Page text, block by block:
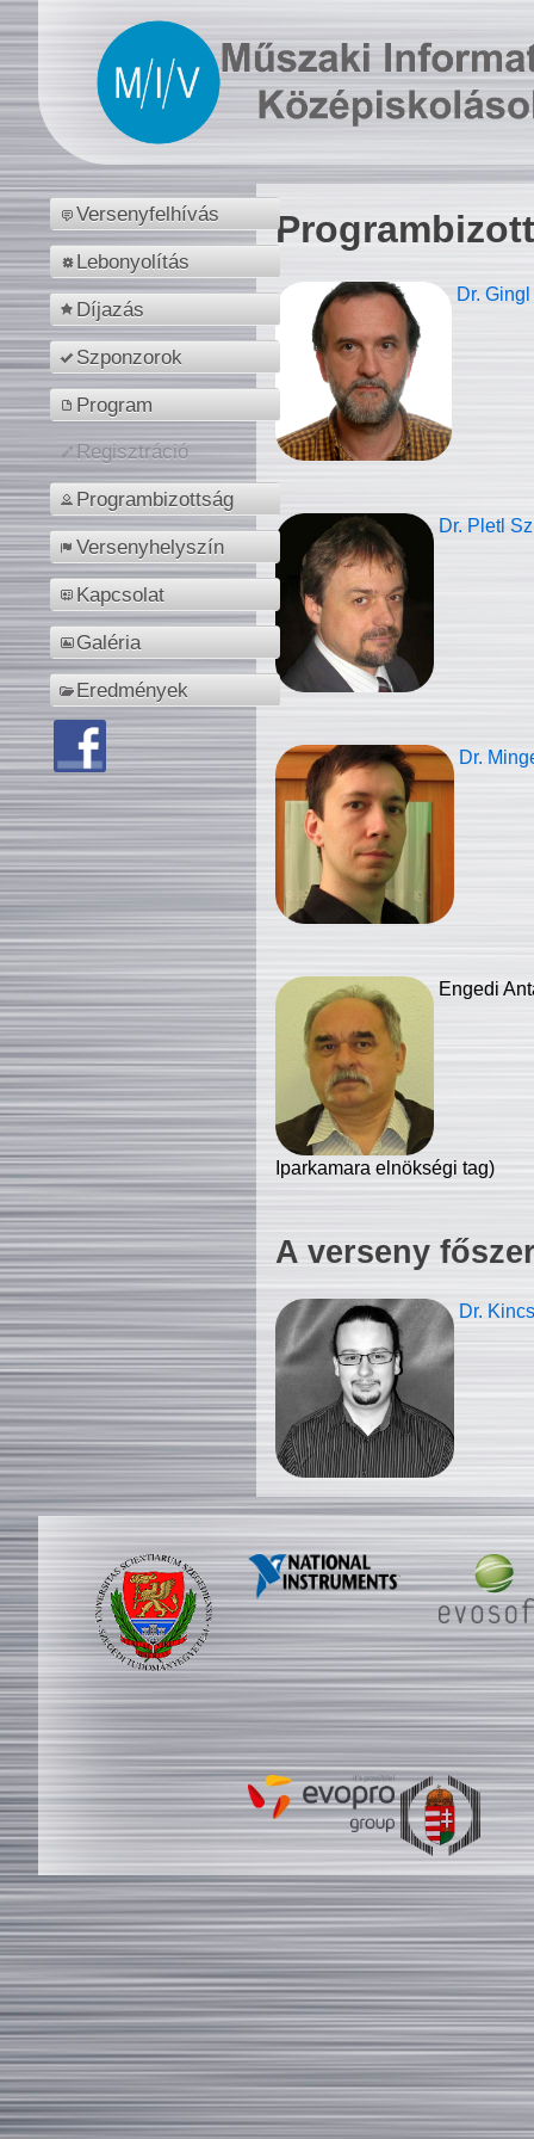
Versenyfelhívás
Lebonyolítás
Díjazás
Szponzorok
Program
Regisztráció
Programbizottság
Versenyhelyszín
Kapcsolat
Galéria
Eredmények
Dr.
Dr. Pletl
Dr.
Engedi
Iparkamara elnökségi tag)
A verseny
Dr.